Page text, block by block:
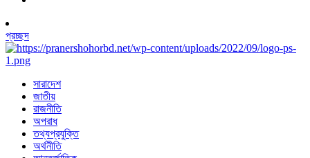
প্রচ্ছদ
সারাদেশ
জাতীয়
রাজনীতি
অপরাধ
তথ্যপ্রযুক্তি
অর্থনীতি